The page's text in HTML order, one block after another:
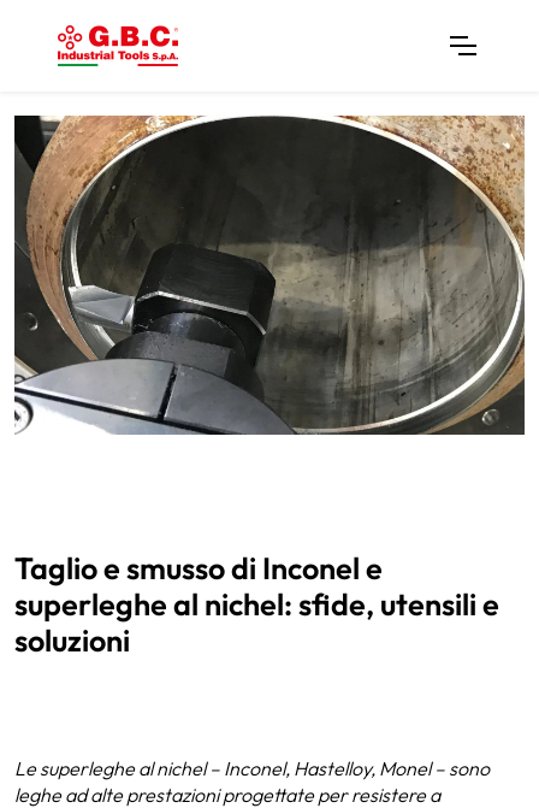
Taglio e smusso di Inconel e
superleghe al nichel: sfide, utensili e
soluzioni
Le superleghe al nichel – Inconel, Hastelloy, Monel – sono
leghe ad alte prestazioni progettate per resistere a